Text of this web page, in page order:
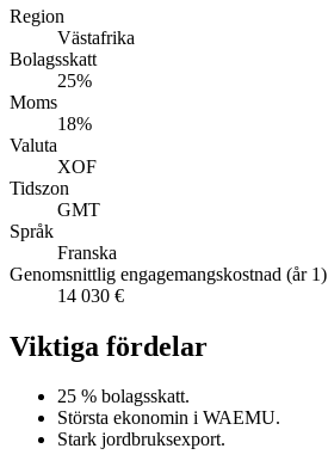
Region
Västafrika
Bolagsskatt
25%
Moms
18%
Valuta
XOF
Tidszon
GMT
Språk
Franska
Genomsnittlig engagemangskostnad (år 1)
14 030 €
Viktiga fördelar
25 % bolagsskatt.
Största ekonomin i WAEMU.
Stark jordbruksexport.